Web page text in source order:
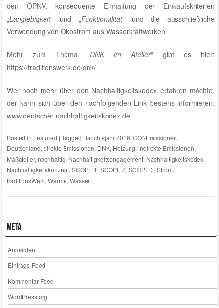
den ÖPNV, konsequente Einhaltung der Einkaufskriterien
„Langlebigkeit“ und „Funktionalität“ und die ausschließliche
Verwendung von Ökostrom aus Wasserkraftwerken.
Mehr zum Thema „DNK im Atelier“ gibt es hier:
https://traditionswerk.de/dnk/
Wer noch mehr über den Nachhaltigkeitskodex erfahren möchte,
der kann sich über den nachfolgenden Link bestens informieren:
www.deutscher-nachhaltigkeitskodex.de
Posted in Featured | Tagged Berichtsjahr 2016, CO²-Emissionen,
Deutschland, direkte Emissionen, DNK, Heizung, indirekte Emissionen,
Maßatelier, nachhaltig, Nachhaltigkeitsengagement, Nachhaltigkeitskodex,
Nachhaltigkeitskonzept, SCOPE 1, SCOPE 2, SCOPE 3, Strom,
traditionsWerk, Wärme, Wasser
Meta
Anmelden
Eintrags-Feed
Kommentar-Feed
WordPress.org